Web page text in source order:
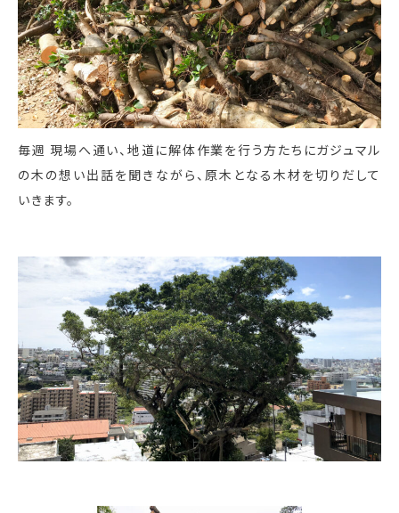
毎週 現場へ通い、地道に解体作業を行う方たちにガジュマル
の木の想い出話を聞きながら、原木となる木材を切りだして
いきます。